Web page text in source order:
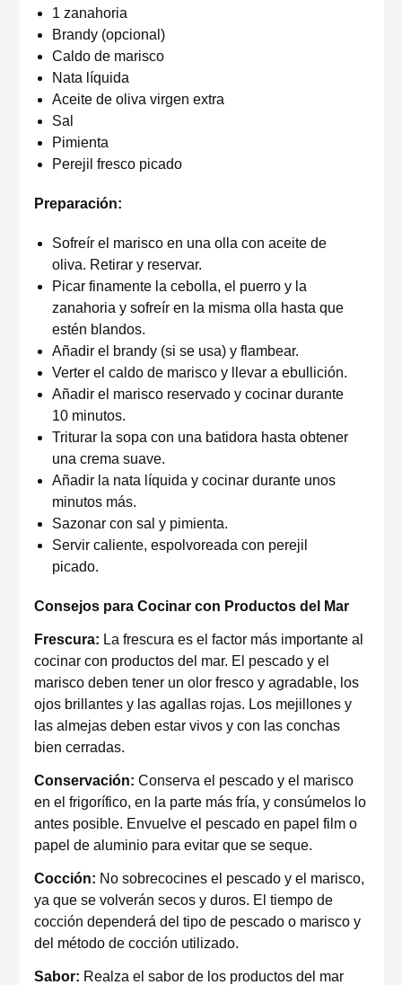
1 zanahoria
Brandy (opcional)
Caldo de marisco
Nata líquida
Aceite de oliva virgen extra
Sal
Pimienta
Perejil fresco picado
Preparación:
Sofreír el marisco en una olla con aceite de
oliva. Retirar y reservar.
Picar finamente la cebolla, el puerro y la
zanahoria y sofreír en la misma olla hasta que
estén blandos.
Añadir el brandy (si se usa) y flambear.
Verter el caldo de marisco y llevar a ebullición.
Añadir el marisco reservado y cocinar durante
10 minutos.
Triturar la sopa con una batidora hasta obtener
una crema suave.
Añadir la nata líquida y cocinar durante unos
minutos más.
Sazonar con sal y pimienta.
Servir caliente, espolvoreada con perejil
picado.
Consejos para Cocinar con Productos del Mar
Frescura: La frescura es el factor más importante al
cocinar con productos del mar. El pescado y el
marisco deben tener un olor fresco y agradable, los
ojos brillantes y las agallas rojas. Los mejillones y
las almejas deben estar vivos y con las conchas
bien cerradas.
Conservación: Conserva el pescado y el marisco
en el frigorífico, en la parte más fría, y consúmelos lo
antes posible. Envuelve el pescado en papel film o
papel de aluminio para evitar que se seque.
Cocción: No sobrecocines el pescado y el marisco,
ya que se volverán secos y duros. El tiempo de
cocción dependerá del tipo de pescado o marisco y
del método de cocción utilizado.
Sabor: Realza el sabor de los productos del mar